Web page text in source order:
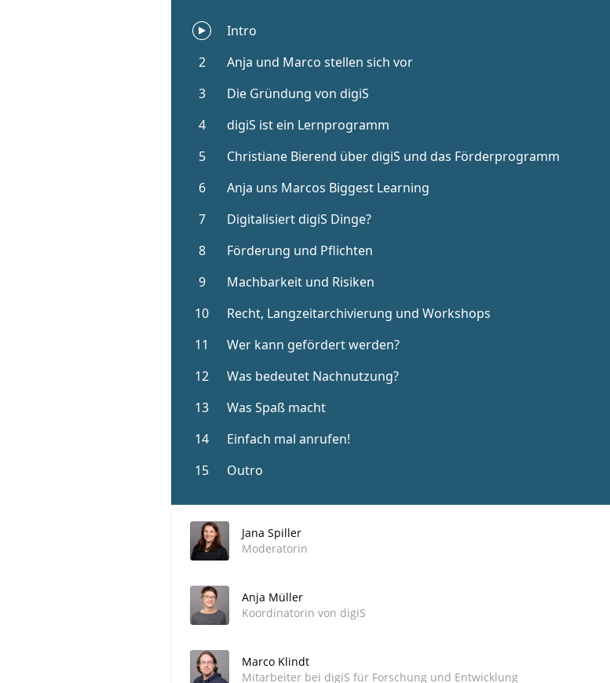
Jana Spiller
Moderatorin
Anja Müller
Koordinatorin von digiS
Marco Klindt
Mitarbeiter bei digiS für Forschung und Entwicklung